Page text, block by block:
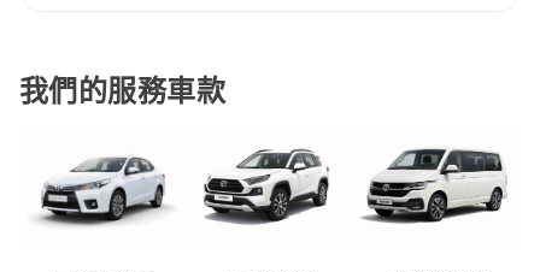
我們的服務車款